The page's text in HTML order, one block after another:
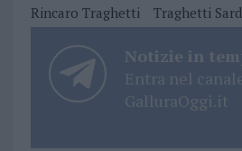
Rincaro Traghetti
Traghetti
Notizie in
Entra nel
GalluraOggi.it